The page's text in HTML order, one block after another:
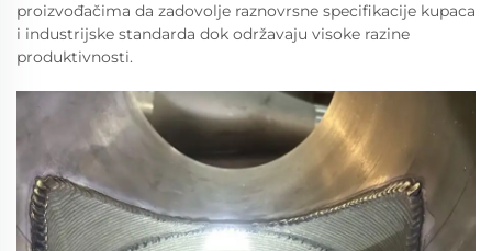
proizvođačima da zadovolje raznovrsne specifikacije kupaca
i industrijske standarda dok održavaju visoke razine
produktivnosti.